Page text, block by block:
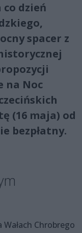
dzień
spacer z
na Noc
(16 maja) od
bezpłatny.
Chrobrego